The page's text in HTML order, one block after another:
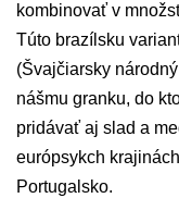
kombinovať v
Túto brazílsku
(Švajčiarsky
nášmu granku, do
pridávať aj slad a
európsykch
Portugalsko.